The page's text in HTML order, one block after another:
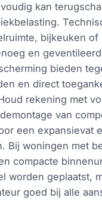
kan
bijkeuken of
en
bieden
en direct
rekening met
van
een expansievat
Bij woningen met
compacte
worden geplaatst,
goed bij alle